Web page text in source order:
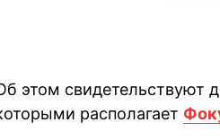
этом свидетельствуют
располагает